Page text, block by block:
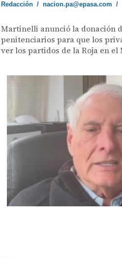
Redacción /nacion.pa@epasa.com /
Martinelli anunció la donación
penitenciarios para que los
ver los partidos de la Roja en el